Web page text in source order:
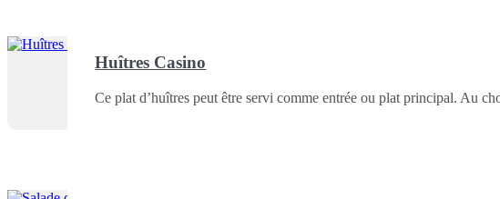
Huîtres Casino
Ce plat d’huîtres peut être servi comme entrée ou plat principal. Au